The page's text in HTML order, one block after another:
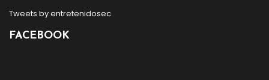
Tweets by entretenidosec
FACEBOOK